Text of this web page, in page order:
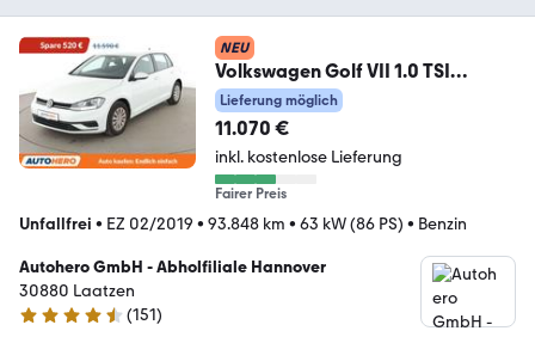
NEU
Volkswagen Golf VII 1.0 TSI
Trendline BlueMotion Tech
Lieferung möglich
11.070 €
inkl. kostenlose Lieferung
Fairer Preis
Unfallfrei • EZ 02/2019 • 93.848 km • 63 kW (86 PS) • Benzin
Autohero GmbH - Abholfiliale Hannover
30880 Laatzen
4.7 Sterne
(151)